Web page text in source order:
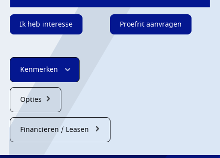
Ik heb interesse Proefrit aanvragen
Kenmerken
Opties
Financieren / Leasen